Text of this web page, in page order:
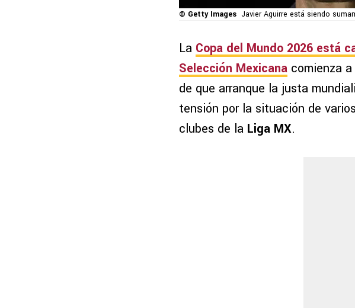
© Getty Images Javier Aguirre está siendo
La Copa del Mundo 2026 está
Selección Mexicana comienza
de que arranque la justa
tensión por la situación de
clubes de la Liga MX.